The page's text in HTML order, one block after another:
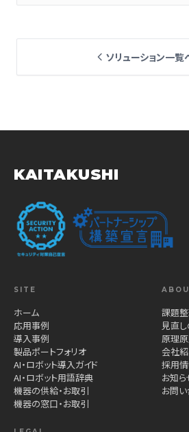
ソリューション一覧
KAITAKUSHI
SITE
ホーム
応用事例
導入事例
製品ポートフォリオ
AI・ロボット導入ガイド
AI・ロボット用語辞典
機器の供給・お取引
機器の窓口・お取引
課題
見直
原理
会社
採用
お知ら
お問